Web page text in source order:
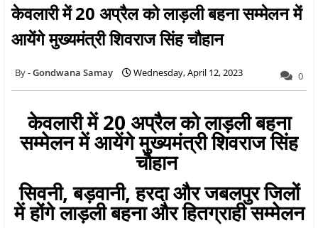
केवलारी में 20 अप्रैल को लाड़ली बहना सम्मेलन में
आयेंगे मुख्यमंत्री शिवराज सिंह चौहान
Gondwana Samay Wednesday, April 12, 2023 0
केवलारी में 20 अप्रैल को लाड़ली बहना
सम्मेलन में आयेंगे मुख्यमंत्री शिवराज सिंह
चौहान
सिवनी, बड़वानी, हरदा और जबलपुर जिलों
में होंगे लाड़ली बहना और हितग्राही सम्मेलन